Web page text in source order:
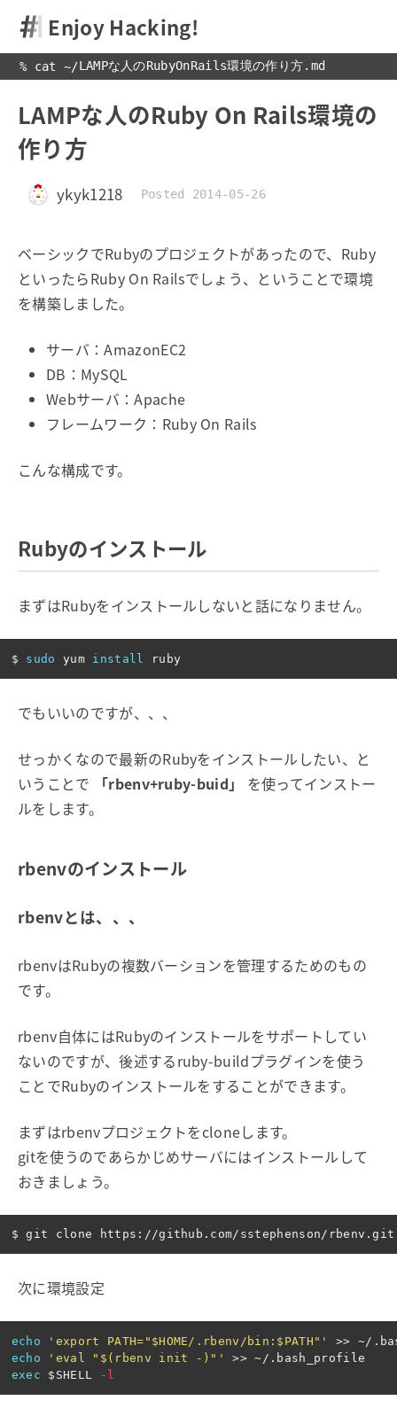
Enjoy Hacking!
% cat ~/LAMPな人のRubyOnRails環境の作り方.md
LAMPな人のRuby On Rails環境の
作り方
ykyk1218 Posted 2014-05-26
ベーシックでRubyのプロジェクトがあったので、Ruby
といったらRuby On Railsでしょう、ということで環境
を構築しました。
サーバ：AmazonEC2
DB：MySQL
Webサーバ：Apache
フレームワーク：Ruby On Rails
こんな構成です。
Rubyのインストール
まずはRubyをインストールしないと話になりません。
$ sudo yum install
でもいいのですが、、、
せっかくなので最新のRubyをインストールしたい、と
いうことで
「rbenv+ruby-buid」
を使ってインストー
ルをします。
rbenvのインストール
rbenvとは、、、
rbenvはRubyの複数バーションを管理するためのもの
です。
rbenv自体にはRubyのインストールをサポートしてい
ないのですが、後述するruby-buildプラグインを使う
ことでRubyのインストールをすることができます。
まずはrbenvプロジェクトをcloneします。
gitを使うのであらかじめサーバにはインストールして
おきましょう。
$
次に環境設定
echo 'export PATH="$HOME/.rbenv/bin:$PATH"'
>>
echo
'eval "$(rbenv init -)"' >>
exec
$SHELL -l